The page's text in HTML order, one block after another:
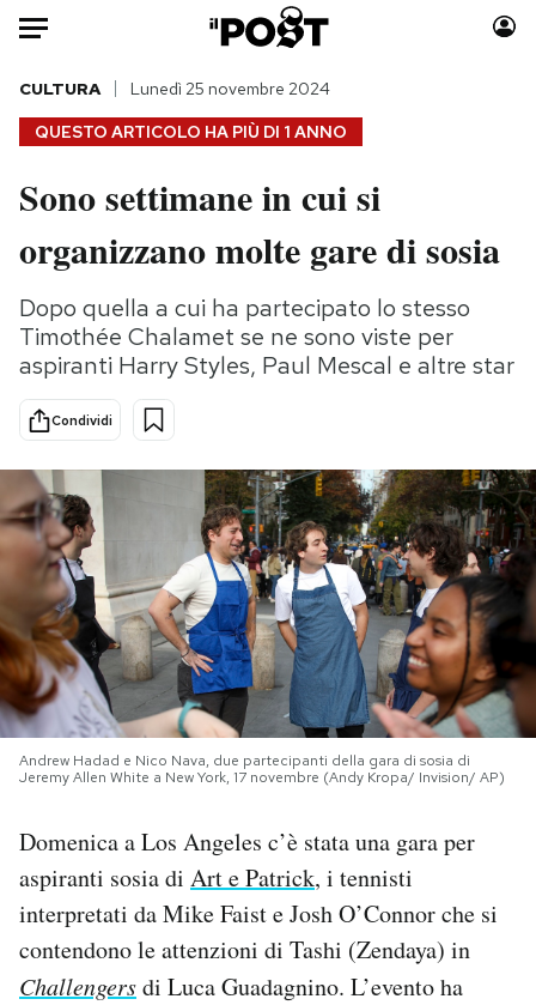
Auto
HOME
Italia
Politica
Tecnologia
Internet
Scienza
Cultura
Economia
Sport
Moda
Consumismi
Storie/Idee
Ok Boomer!
Media
Mondiali calcio 2026
PODCAST
NEWSLETTER
I MIEI PREFERITI
AREA PERSONALE
QUESTO ARTICOLO HA PIÙ DI 1 ANNO
CULTURA Lunedì 25 novembre 2024
Sono settimane in cui si
organizzano molte gare di sosia
Dopo quella a cui ha partecipato lo stesso
Timothée Chalamet se ne sono viste per
aspiranti Harry Styles, Paul Mescal e altre star
Condividi
Andrew Hadad e Nico Nava, due partecipanti della gara di sosia di
Jeremy Allen White a New York, 17 novembre (Andy Kropa/ Invision/ AP)
Domenica a Los Angeles c’è stata una gara per
aspiranti sosia di Art e Patrick, i tennisti
interpretati da Mike Faist e Josh O’Connor che si
contendono le attenzioni di Tashi (Zendaya) in
Challengersdi Luca Guadagnino. L’evento ha